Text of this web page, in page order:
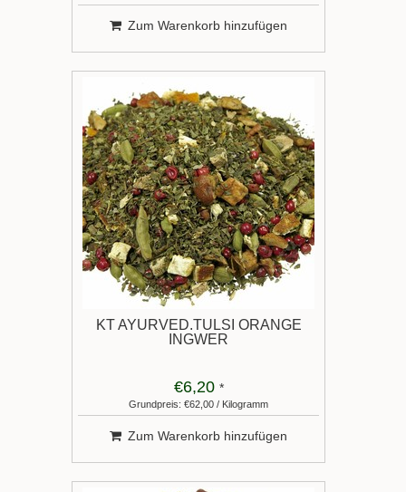
Zum Warenkorb hinzufügen
KT AYURVED.TULSI ORANGE
INGWER
€6,20 *
Grundpreis: €62,00 / Kilogramm
Zum Warenkorb hinzufügen